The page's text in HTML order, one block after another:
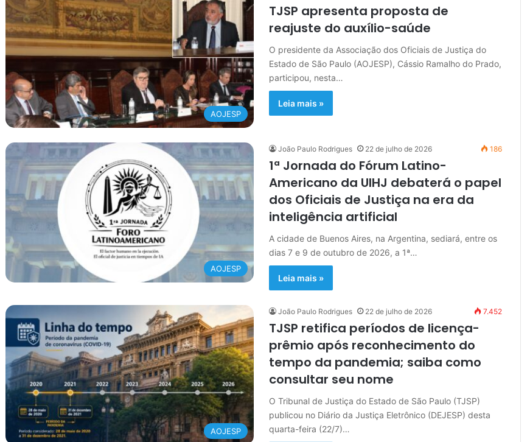
AOJESP
TJSP apresenta proposta de
reajuste do auxílio-saúde
O presidente da Associação dos Oficiais de Justiça do
Estado de São Paulo (AOJESP), Cássio Ramalho do Prado,
participou, nesta…
Leia mais »
AOJESP
João Paulo Rodrigues 22 de julho de 2026 186
1ª Jornada do Fórum Latino-
Americano da UIHJ debaterá o papel
dos Oficiais de Justiça na era da
inteligência artificial
A cidade de Buenos Aires, na Argentina, sediará, entre os
dias 7 e 9 de outubro de 2026, a 1ª…
Leia mais »
AOJESP
João Paulo Rodrigues 22 de julho de 2026 7.452
TJSP retifica períodos de licença-
prêmio após reconhecimento do
tempo da pandemia; saiba como
consultar seu nome
O Tribunal de Justiça do Estado de São Paulo (TJSP)
publicou no Diário da Justiça Eletrônico (DEJESP) desta
quarta-feira (22/7)…